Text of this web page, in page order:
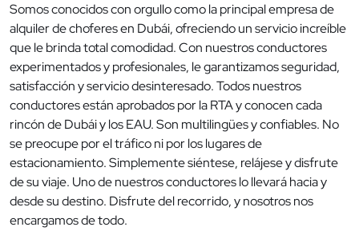
Somos conocidos con orgullo como la principal empresa de
alquiler de choferes en Dubái, ofreciendo un servicio increíble
que le brinda total comodidad. Con nuestros conductores
experimentados y profesionales, le garantizamos seguridad,
satisfacción y servicio desinteresado. Todos nuestros
conductores están aprobados por la RTA y conocen cada
rincón de Dubái y los EAU. Son multilingües y confiables. No
se preocupe por el tráfico ni por los lugares de
estacionamiento. Simplemente siéntese, relájese y disfrute
de su viaje. Uno de nuestros conductores lo llevará hacia y
desde su destino. Disfrute del recorrido, y nosotros nos
encargamos de todo.